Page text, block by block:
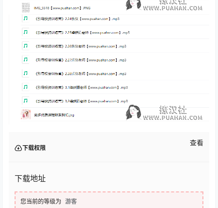
下载权限
查看
下载地址
您当前的等级为 游客